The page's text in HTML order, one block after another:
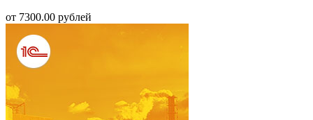
от 7300.00 рублей